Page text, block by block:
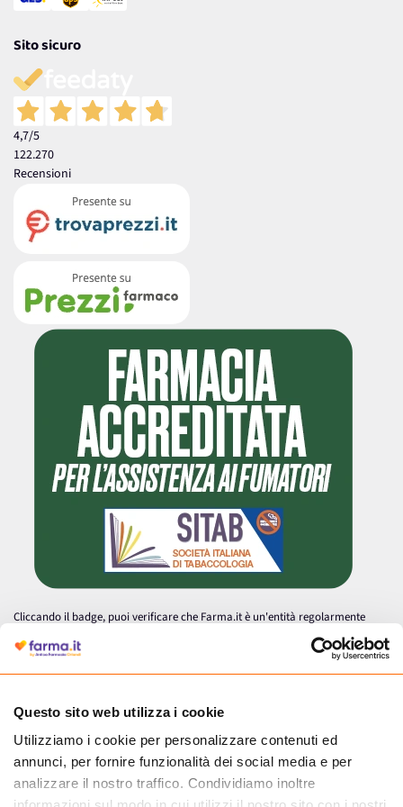
Questo sito web utilizza i cookie
Utilizziamo i cookie per personalizzare contenuti ed
annunci, per fornire funzionalità dei social media e per
analizzare il nostro traffico. Condividiamo inoltre
Sito sicuro
4,7/5
122.270
Recensioni
Cliccando il badge, puoi verificare che Farma.it è un'entità regolarmente
autorizzata dal Ministero della Salute a effettuare la vendita online di
medicinali.